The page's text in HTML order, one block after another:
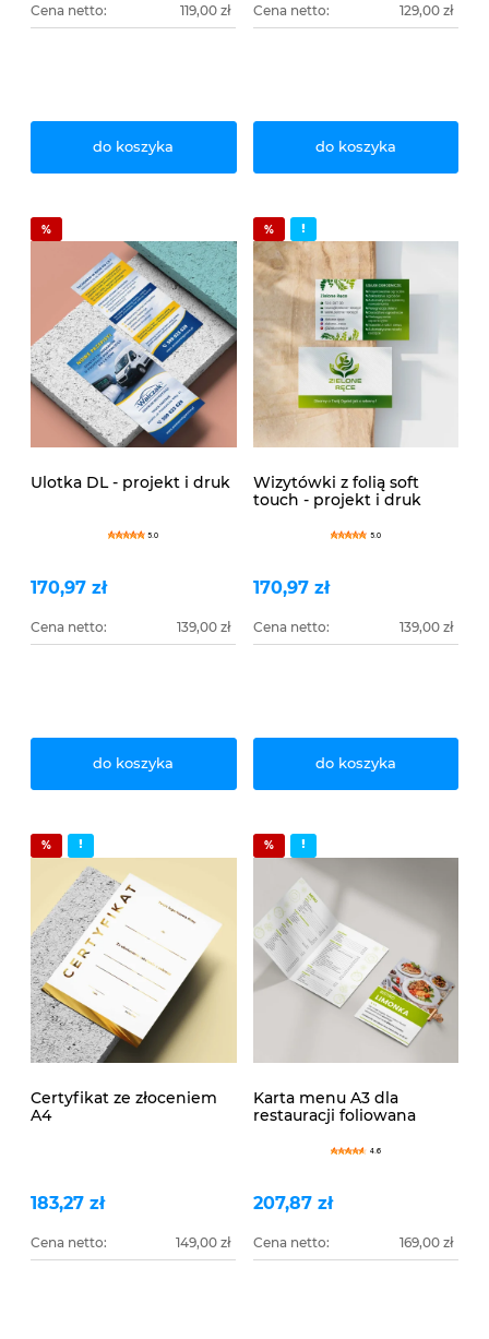
Cena netto: 119,00 zł
do koszyka
Cena netto: 129,00 zł
do koszyka
Ulotka DL - projekt i druk
5.0
170,97 zł
Cena netto: 139,00 zł
do koszyka
Wizytówki z folią soft
touch - projekt i druk
5.0
170,97 zł
Cena netto: 139,00 zł
do koszyka
Certyfikat ze złoceniem
A4
183,27 zł
Cena netto: 149,00 zł
Karta menu A3 dla
restauracji foliowana
4.6
207,87 zł
Cena netto: 169,00 zł